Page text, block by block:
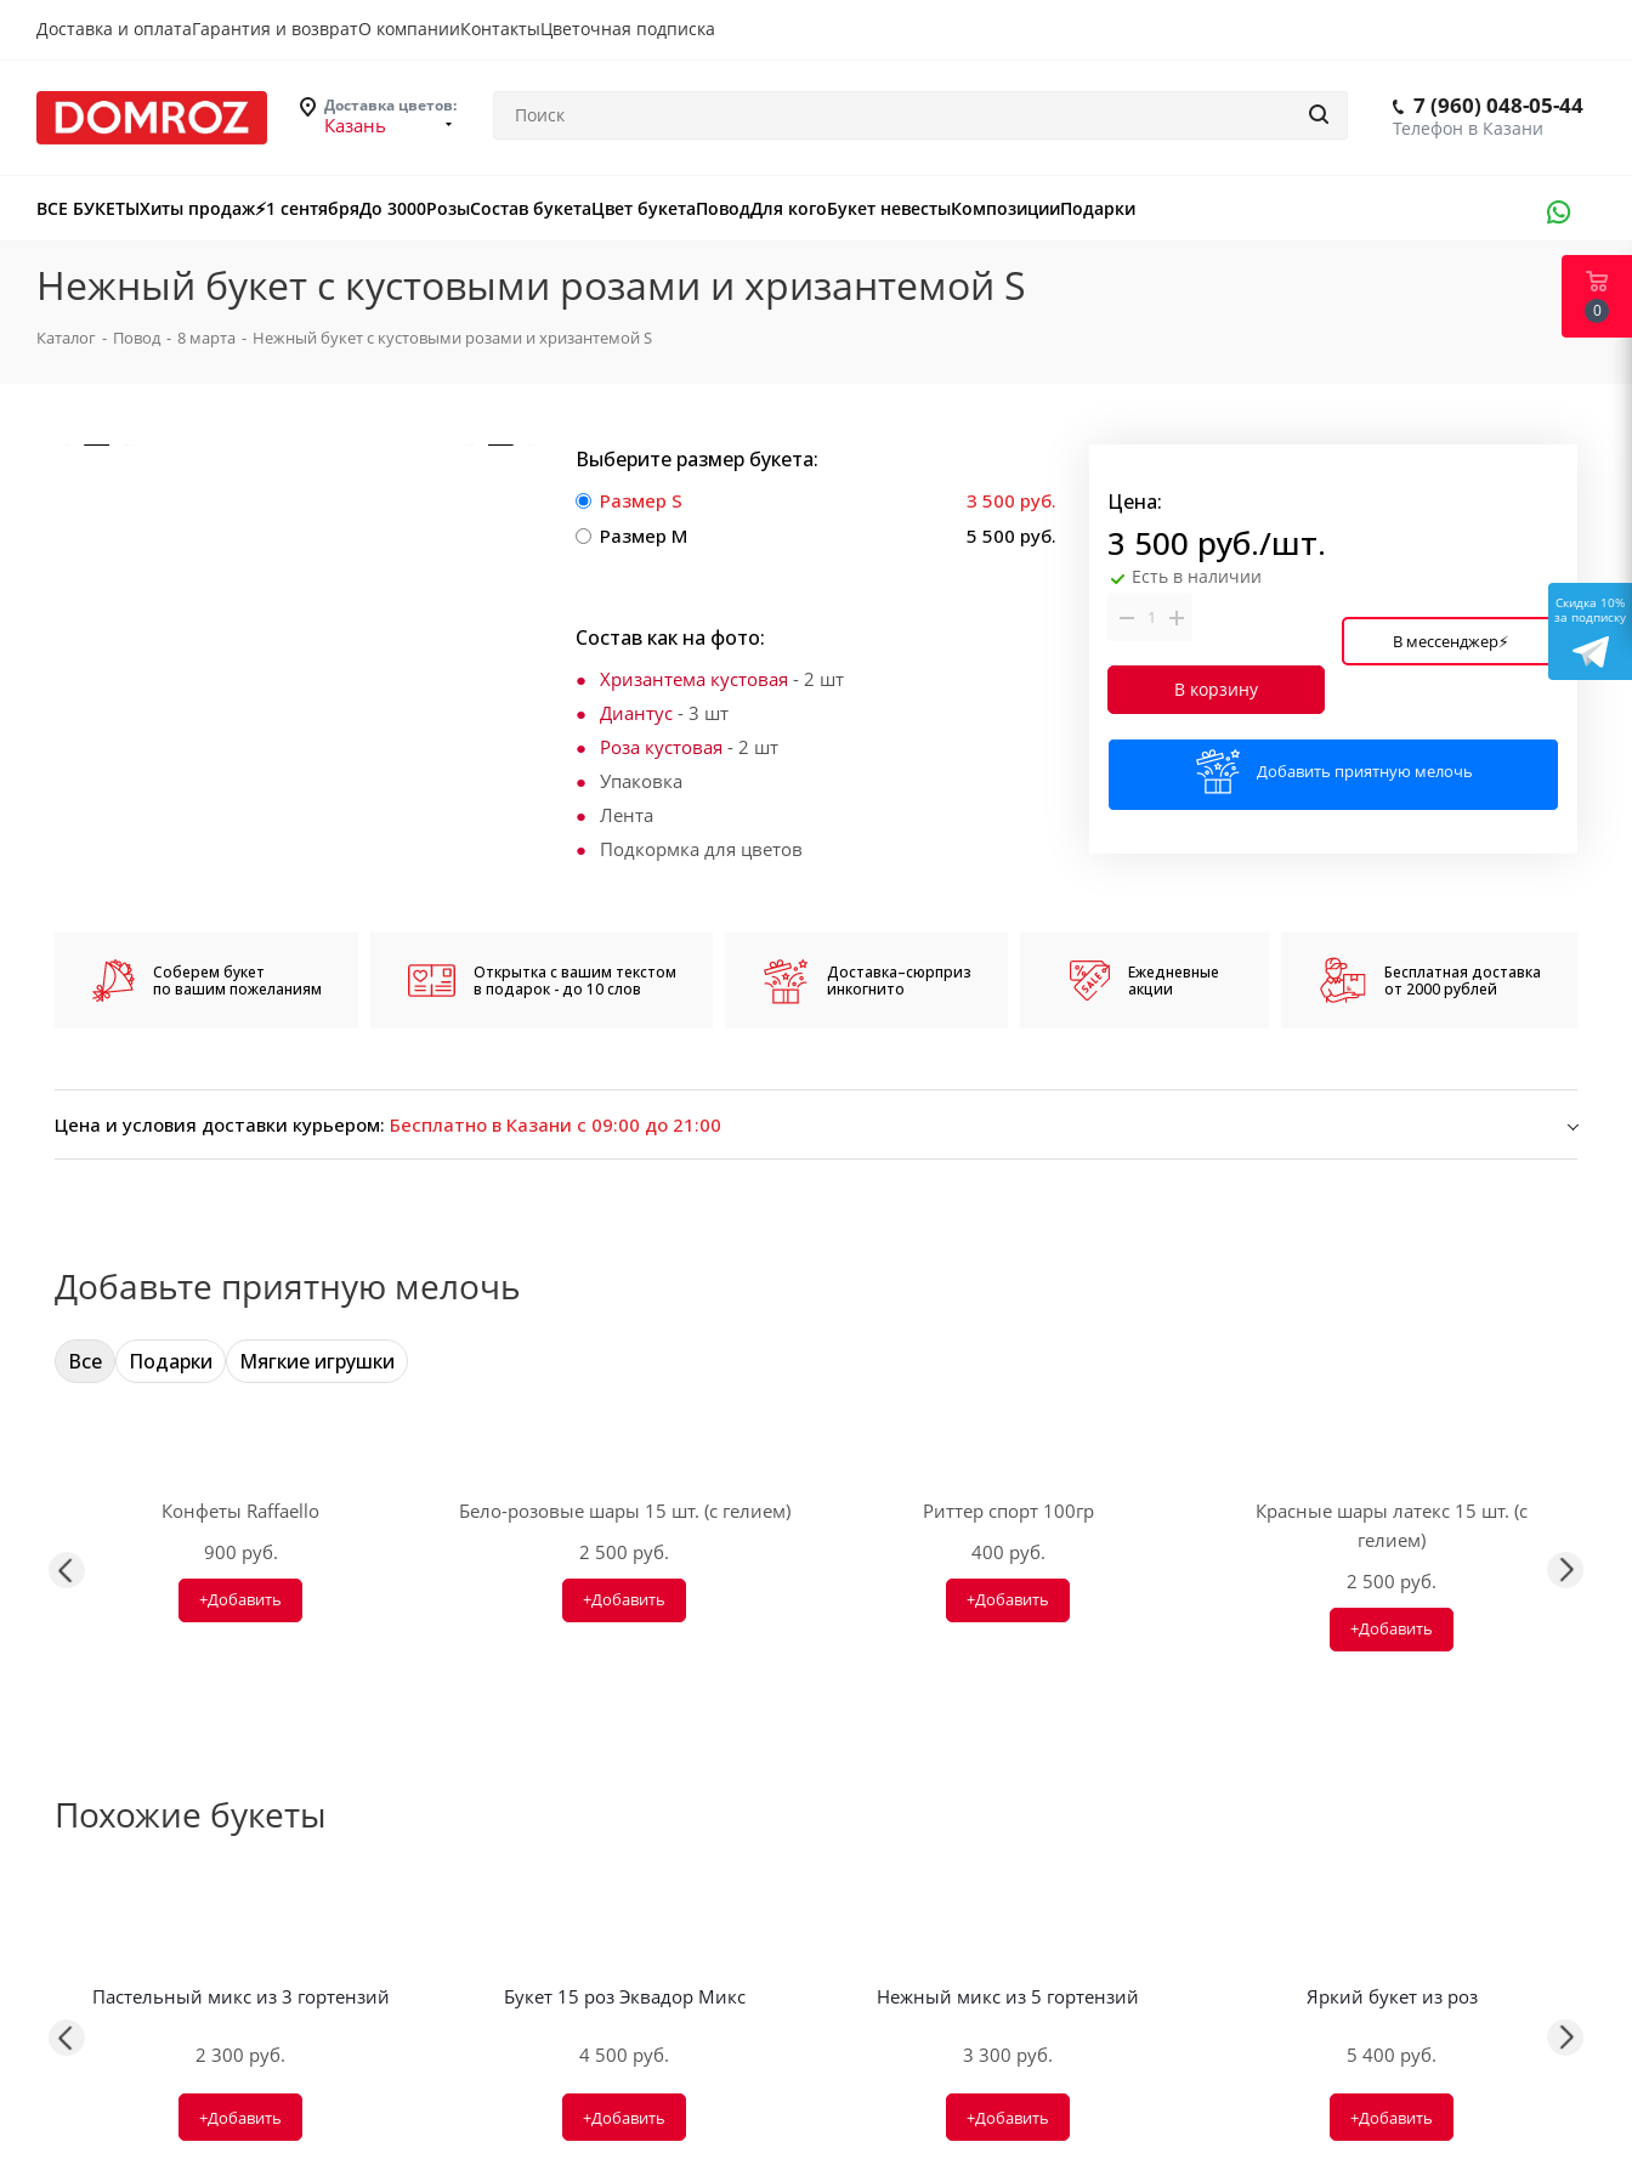
Доставка и оплатаГарантия и возвратО компанииКонтактыЦветочная подписка
Доставка цветов:
Казань
7 (960) 048-05-44
ВСЕ БУКЕТЫХиты продаж⚡️1 сентябряДо 3000РозыСостав букетаЦвет букетаПоводДля когоБукет невестыКомпозицииПодарки
Нежный букет с кустовыми розами и хризантемой S
Каталог - Повод - 8 марта - Нежный букет с кустовыми розами и хризантемой S
Выберите размер букета:
Размер S
3 500 руб.
Размер M
5 500 руб.
Состав как на фото:
Хризантема кустовая - 2 шт
Диантус - 3 шт
Роза кустовая - 2 шт
Упаковка
Лента
Подкормка для цветов
Цена:
3 500 руб./шт.
Есть в наличии
В корзину
В мессенджер⚡
Добавить приятную мелочь
Соберем букет
по вашим пожеланиям
Открытка с вашим текстом
в подарок - до 10 слов
Доставка–сюрприз
инкогнито
Ежедневные
акции
Бесплатная доставка
от 2000 рублей
Цена и условия доставки курьером: Бесплатно в Казани с 09:00 до 21:00
Добавьте приятную мелочь
Все Подарки Мягкие игрушки
Конфеты Raffaello
900 руб.
+Добавить
Бело-розовые шары 15 шт. (с гелием)
2 500 руб.
+Добавить
Риттер спорт 100гр
400 руб.
+Добавить
Красные шары латекс 15 шт. (с
гелием)
2 500 руб.
+Добавить
Похожие букеты
Пастельный микс из 3 гортензий
2 300 руб.
+Добавить
Букет 15 роз Эквадор Микс
4 500 руб.
+Добавить
Нежный микс из 5 гортензий
3 300 руб.
+Добавить
Яркий букет из роз
5 400 руб.
+Добавить
0
Скидка 10%
за подписку